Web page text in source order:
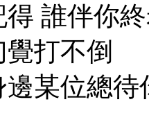
得 誰伴你
打不倒
邊某位總待